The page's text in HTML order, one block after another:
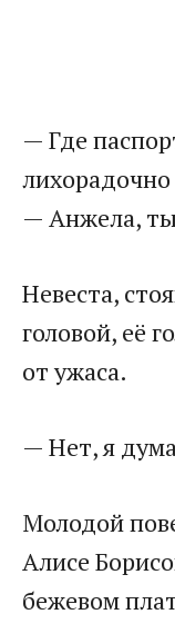
— Где
— Анжела, ты
Невеста,
головой, её
от ужаса.
— Нет, я
Молодой
Алисе
бежевом